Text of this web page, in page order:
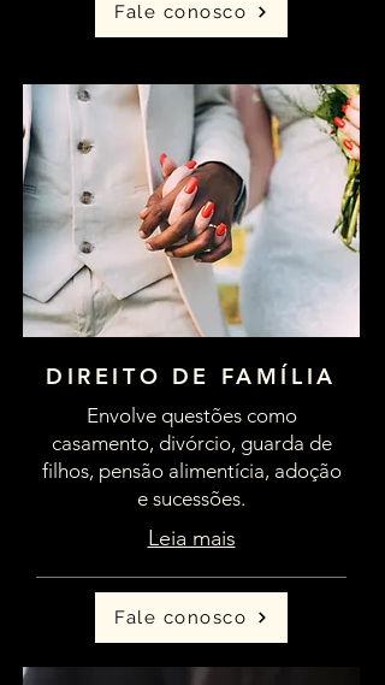
Fale conosco
DIREITO DE FAMÍLIA
Envolve questões como
casamento, divórcio, guarda de
filhos, pensão alimentícia, adoção
e sucessões.
Leia mais
Fale conosco